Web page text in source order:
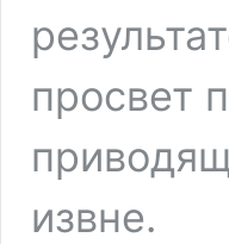
просвет
извне.